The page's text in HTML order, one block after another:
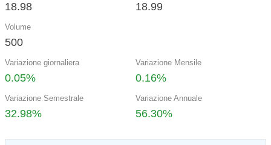
18.98 18.99
Volume
500
Variazione giornaliera
0.05%
Variazione Mensile
0.16%
Variazione Semestrale
32.98%
Variazione Annuale
56.30%